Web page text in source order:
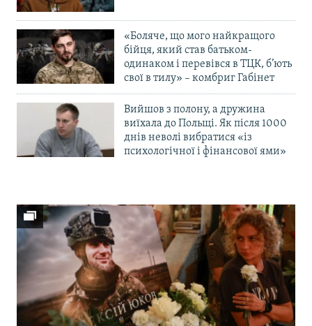
«Боляче, що мого найкращого
бійця, який став батьком-
одинаком і перевівся в ТЦК, б’ють
свої в тилу» – комбриг Габінет
Вийшов з полону, а дружина
виїхала до Польщі. Як після 1000
днів неволі вибратися «із
психологічної і фінансової ями»